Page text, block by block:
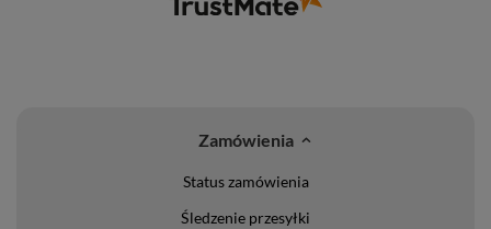
Zamówienia
Status zamówienia
Śledzenie przesyłki